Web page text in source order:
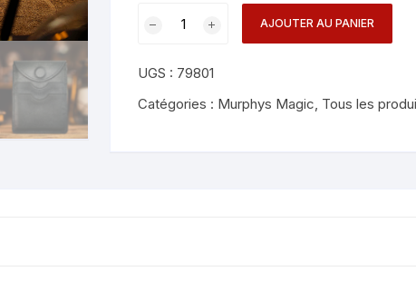
Grandes
Roughing – Produits
Wallet
-
AJOUTER AU PANIER
UGS : 79801
Catégories : Murphys Magic, Tous les